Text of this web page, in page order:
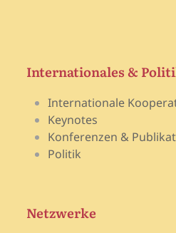
Internationales &
Internationale
Keynotes
Konferenzen &
Politik
Netzwerke